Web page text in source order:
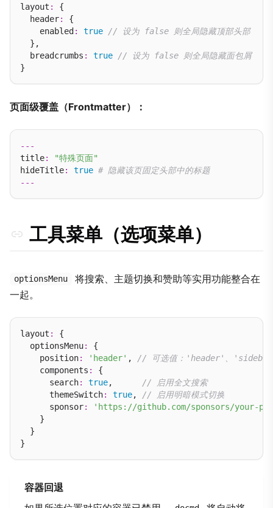
layout :
{
  header
:
{
    enabled
: true
// 设为 false 则全局隐藏顶部头部
  },
  breadcrumbs
: true
// 设为 false 则全局隐藏面包屑
页面级覆盖（Frontmatter）：
---
title:
"特殊页面"
hideTitle: true # 隐藏该页固定头部中的标题
---
工具菜单（选项菜单）
optionsMenu
将搜索、主题切换和赞助等实用功能整合在
一起。
layout :
{
  optionsMenu
:
{
    position
: 'header' ,
// 可选值：'header'、
    components
:
{
      search
: true,
// 启用全文搜索
      themeSwitch
: true,
// 启用明暗模式切换
      sponsor
:
'https://github.com/sponsors/your-
    }
  }
容器回退